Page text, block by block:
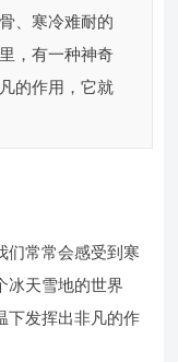
、寒冷难耐的
，有一种神奇
的作用，它就
们常常会感受到寒
冰天雪地的世界
下发挥出非凡的作